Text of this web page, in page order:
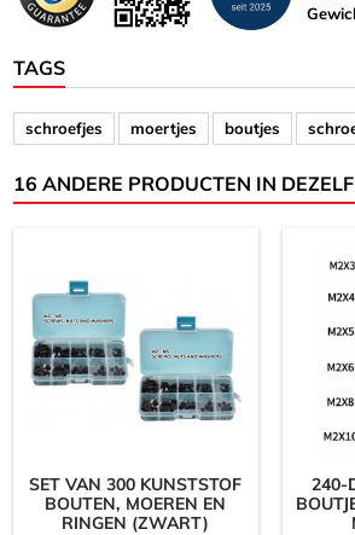
TAGS
schroefjes moertjes boutjes
16 ANDERE PRODUCTEN IN
SET VAN 300 KUNSTSTOF
BOUTEN, MOEREN EN
RINGEN (ZWART)
240-